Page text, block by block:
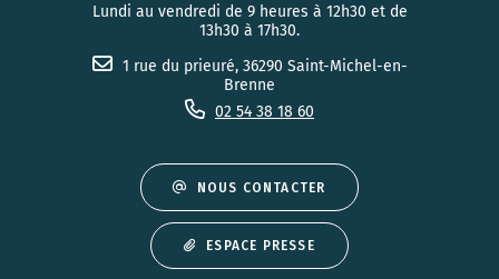
Lundi au vendredi de 9 heures à 12h30 et de
13h30 à 17h30.
1 rue du prieuré, 36290 Saint-Michel-en-
Brenne
02 54 38 18 60
NOUS CONTACTER
ESPACE PRESSE